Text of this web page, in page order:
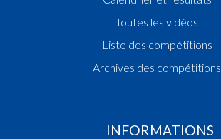
Toutes les vidéos
Liste des compétitions
Archives des compétitions
INFORMATIONS